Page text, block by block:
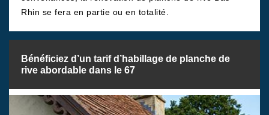
Rhin se fera en partie ou en totalité.
Bénéficiez d’un tarif d’habillage de planche de
rive abordable dans le 67